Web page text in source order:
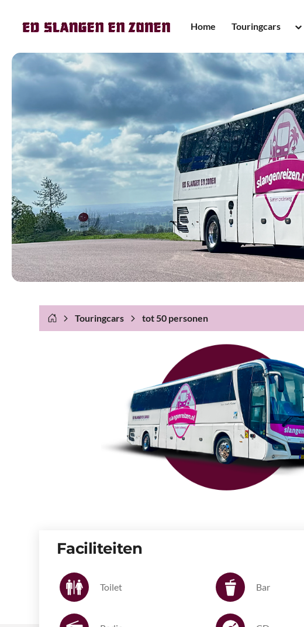
Home
Touringcars
personen
Touringcar tot
Premium
personen
Touringcar tot
Dubbeldekker
Aanhanger
Touringcars tot 50 personen
Faciliteiten
Toilet Bar